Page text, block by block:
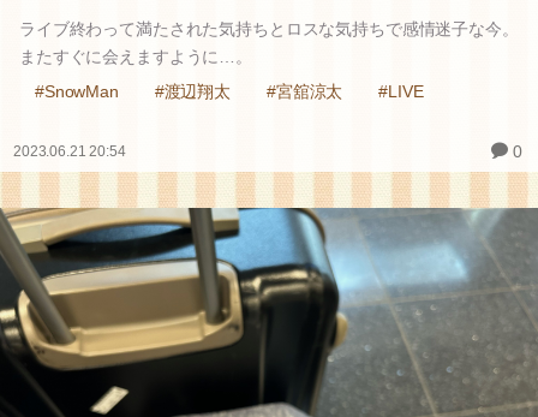
ライブ終わって満たされた気持ちとロスな気持ちで感情迷子な今。
またすぐに会えますように…。
#SnowMan
#渡辺翔太 #宮舘涼太 #LIVE
2023.06.21 20:54 0